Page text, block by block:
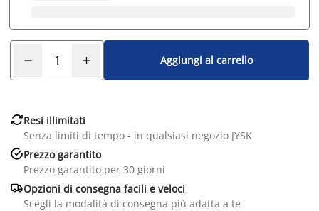
Aggiungi al carrello
Resi illimitati
Senza limiti di tempo - in qualsiasi negozio JYSK
Prezzo garantito
Prezzo garantito per 30 giorni
Opzioni di consegna facili e veloci
Scegli la modalità di consegna più adatta a te